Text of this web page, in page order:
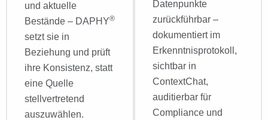
und aktuelle
Bestände – DAPHY®
setzt sie in
Beziehung und prüft
ihre Konsistenz, statt
eine Quelle
stellvertretend
auszuwählen.
Datenpunkte
zurückführbar –
dokumentiert im
Erkenntnisprotokoll,
sichtbar in
ContextChat,
auditierbar für
Compliance und